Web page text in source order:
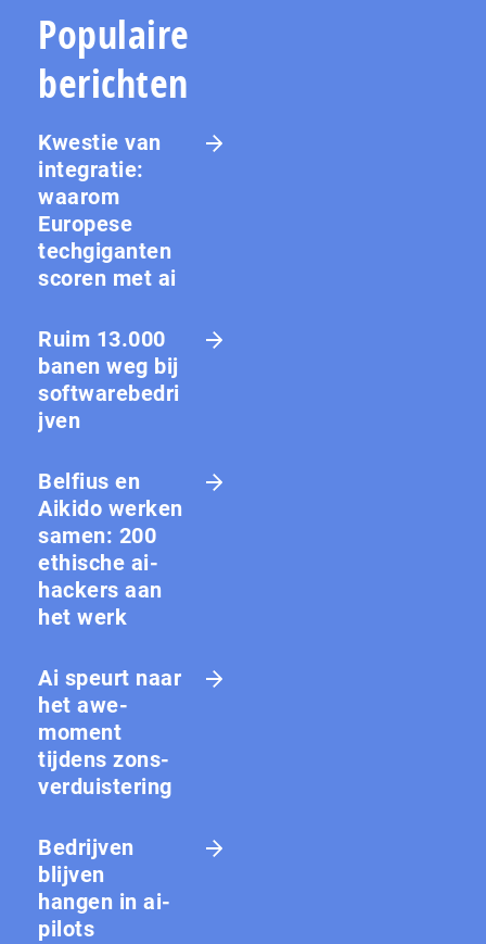
Populaire
berichten
Kwestie van
integratie:
waarom
Europese
techgiganten
scoren met ai
Ruim 13.000
banen weg bij
softwarebedri
jven
Belfius en
Aikido werken
samen: 200
ethische ai-
hackers aan
het werk
Ai speurt naar
het awe-
moment
tijdens zons­
ver­duis­te­ring
Bedrijven
blijven
hangen in ai-
pilots